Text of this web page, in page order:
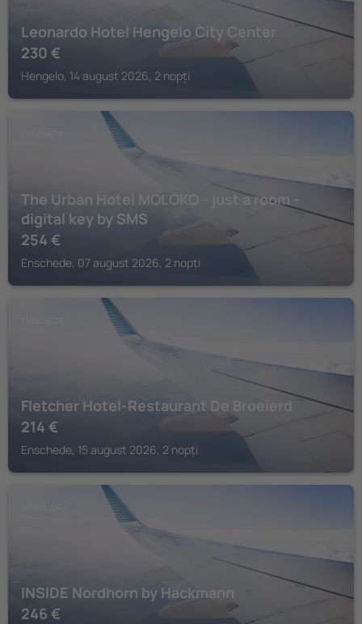
Leonardo Hotel Hengelo City Center
230 €
Hengelo, 14 august 2026, 2 nopți
The Urban Hotel MOLOKO - just a room -
digital key by SMS
254 €
Enschede, 07 august 2026, 2 nopți
Fletcher Hotel-Restaurant De Broeierd
214 €
Enschede, 15 august 2026, 2 nopți
INSIDE Nordhorn by Hackmann
246 €